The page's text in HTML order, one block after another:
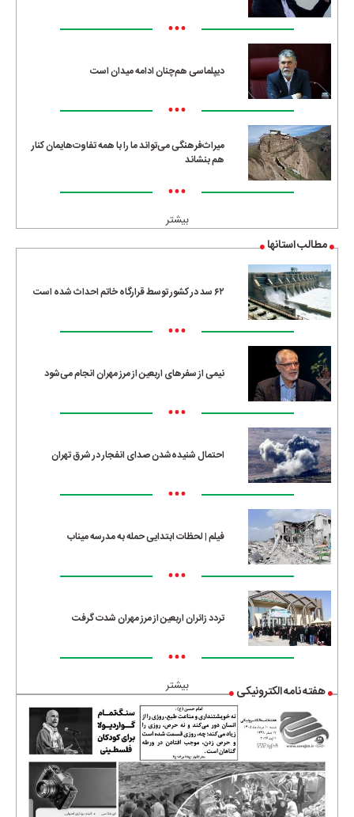
•••
دیپلماسی هم‌چنان ادامه میدان است
•••
میراث‌فرهنگی می‌تواند ما را با همه تفاوت‌هایمان کنار
هم بنشاند
•••
بیشتر
مطالب استانها
۶۲ سد در کشور توسط قرارگاه خاتم احداث شده است
•••
نیمی از سفرهای اربعین از مرز مهران انجام می‌شود
•••
احتمال شنیده‌شدن صدای انفجار در شرق تهران
•••
فیلم | لحظات ابتدایی حمله به مدرسه میناب
•••
تردد زائران اربعین از مرز مهران شدت گرفت
•••
بیشتر هفته نامه الکترونیکی